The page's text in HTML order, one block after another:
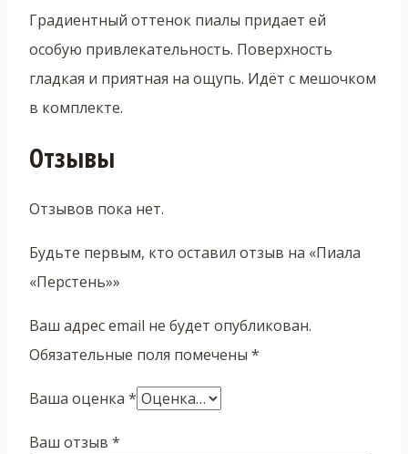
Градиентный оттенок пиалы придает ей
особую привлекательность. Поверхность
гладкая и приятная на ощупь. Идёт с мешочком
в комплекте.
Отзывы
Отзывов пока нет.
Будьте первым, кто оставил отзыв на «Пиала
«Перстень»»
Ваш адрес email не будет опубликован.
Обязательные поля помечены *
Ваша оценка *
Ваш отзыв *